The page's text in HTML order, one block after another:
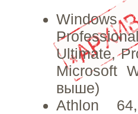
Ultimate,
Microsoft
выше)
Athlon